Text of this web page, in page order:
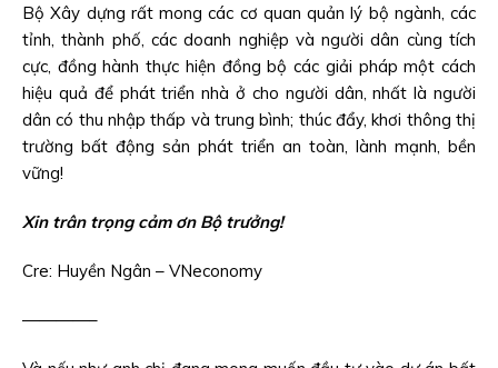
Bộ Xây dựng rất mong các cơ quan quản lý bộ ngành, các
tỉnh, thành phố, các doanh nghiệp và người dân cùng tích
cực, đồng hành thực hiện đồng bộ các giải pháp một cách
hiệu quả để phát triển nhà ở cho người dân, nhất là người
dân có thu nhập thấp và trung bình; thúc đẩy, khơi thông thị
trường bất động sản phát triển an toàn, lành mạnh, bền
vững!
Xin trân trọng cảm ơn Bộ trưởng!
Cre: Huyền Ngân – VNeconomy
————–